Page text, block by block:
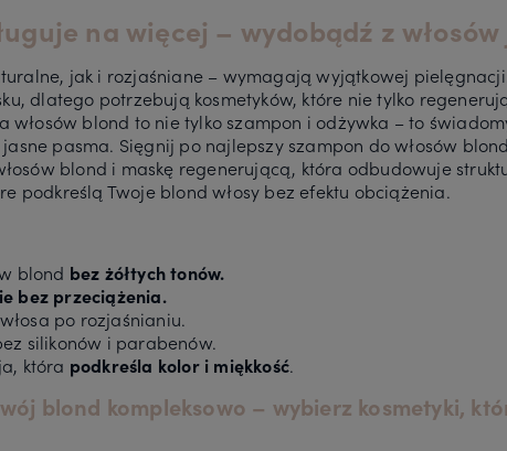
na więcej – wydobądź z
jak i rozjaśniane – wymagają wyjątkowej
dlatego potrzebują kosmetyków, które nie tylko
włosów blond to nie tylko szampon i odżywka – to
pasma. Sięgnij po najlepszy szampon do włosów
blond i maskę regenerującą, która odbudowuje
podkreślą Twoje blond włosy bez efektu obciążenia.
blond bez żółtych tonów.
bez przeciążenia.
po rozjaśnianiu.
silikonów i parabenów.
która podkreśla kolor i miękkość.
blond kompleksowo – wybierz kosmetyki,